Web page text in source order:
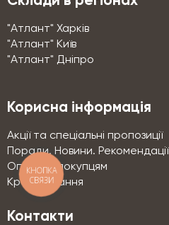
"Атлант" Харків
"Атлант" Київ
"Атлант" Дніпро
Корисна інформація
Акції та спеціальні пропозиції
Поради. Новини. Рекомендації
Оптовим покупцям
Кредитування
Контакти
КНОПКА
СВЯЗИ